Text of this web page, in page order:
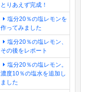
とりあえず完成！
塩分20％の塩レモンを
作ってみました
塩分20％の塩レモン、
その後をレポート
塩分20％の塩レモン。
濃度10％の塩水を追加し
ました